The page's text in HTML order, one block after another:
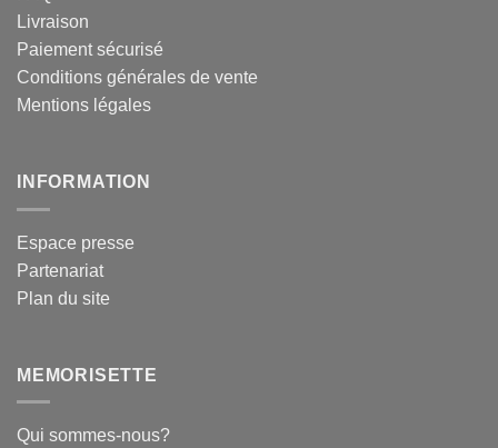
Livraison
Paiement sécurisé
Conditions générales de vente
Mentions légales
INFORMATION
Espace presse
Partenariat
Plan du site
MEMORISETTE
Qui sommes-nous?